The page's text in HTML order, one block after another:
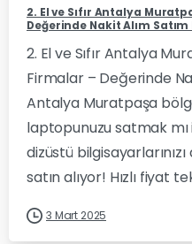
2. El ve Sıfır Antalya
Değerinde Nakit Alım
2. El ve Sıfır Antalya
Firmalar – Değerinde
Antalya Muratpaşa
laptopunuzu satmak mı
dizüstü
satın alıyor! Hızlı fiyat
3 Mart 2025